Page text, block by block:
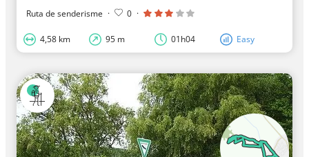
Ruta de senderisme · 0 ·
4,58 km 95 m 01h04 Easy